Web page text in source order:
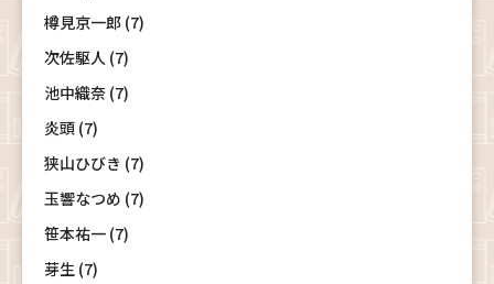
樽見京一郎 (7)
次佐駆人 (7)
池中織奈 (7)
炎頭 (7)
狭山ひびき (7)
玉響なつめ (7)
笹本祐一 (7)
芽生 (7)